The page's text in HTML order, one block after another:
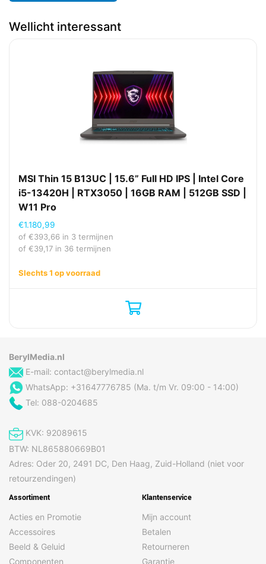
Wellicht interessant
MSI Thin 15 B13UC | 15.6” Full HD IPS | Intel Core
i5-13420H | RTX3050 | 16GB RAM | 512GB SSD |
W11 Pro
€1.180,99
of €393,66 in 3 termijnen
of €39,17 in 36 termijnen
Slechts 1 op voorraad
BerylMedia.nl
E-mail: contact@berylmedia.nl
WhatsApp: +31647776785 (Ma. t/m Vr. 09:00 - 14:00)
Tel: 088-0204685
KVK: 92089615
BTW: NL865880669B01
Adres: Oder 20, 2491 DC, Den Haag, Zuid-Holland (niet voor
retourzendingen)
Assortiment
Acties en Promotie
Accessoires
Beeld & Geluid
Componenten
Klantenservice
Mijn account
Betalen
Retourneren
Garantie